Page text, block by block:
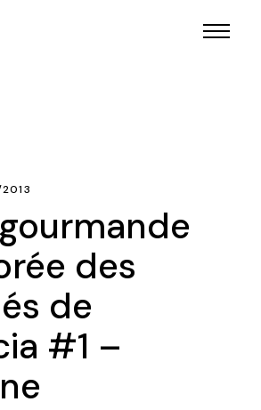
des
de
#1 –